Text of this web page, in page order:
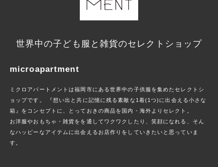
世界中の子ども服と雑貨のセレクトショップ
microapartment
ミクロアパートメントは福岡市にある世界中の子供服を集めたセレクトシ
ョップです。 『想い出と共に記憶に残る素敵な1着(1つ)に出会える小さな
箱』をコンセプトに、とっておきの商品を国内・海外よりセレクト。
お洋服やおもちゃ・雑貨をを通してワクワクしたり、笑顔になれる、そん
なハッピーなアイテムに出会えるお店作りをしていきたいと思っていま
す。